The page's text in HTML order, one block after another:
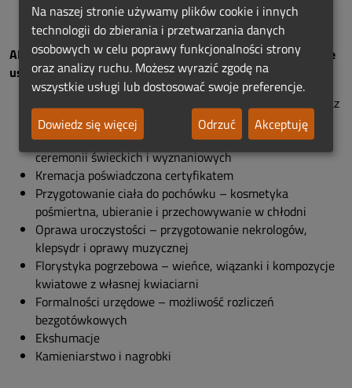
AL-KAM GROUP w Tczewie i okolicach świadczy następujące
usługi pogrzebowe i kamieniarskie:
Transport zmarłych – przewozy w kraju i za granicą wraz
z formalnościami
Organizacja pogrzebów – wsparcie w przygotowaniu
ceremonii świeckich i wyznaniowych
Kremacja poświadczona certyfikatem
Przygotowanie ciała do pochówku – kosmetyka
pośmiertna, ubieranie i przechowywanie w chłodni
Oprawa uroczystości – przygotowanie nekrologów,
klepsydr i oprawy muzycznej
Florystyka pogrzebowa – wieńce, wiązanki i kompozycje
kwiatowe z własnej kwiaciarni
Formalności urzędowe – możliwość rozliczeń
bezgotówkowych
Ekshumacje
Kamieniarstwo i nagrobki
Na naszej stronie używamy plików cookie i innych
technologii do zbierania i przetwarzania danych
osobowych w celu poprawy funkcjonalności strony
oraz analizy ruchu. Możesz wyrazić zgodę na
wszystkie usługi lub dostosować swoje preferencje.
Dowiedz się więcej
Odrzuć Akceptuję